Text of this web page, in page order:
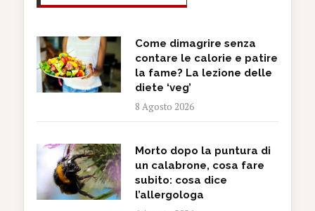
Come dimagrire senza
contare le calorie e patire
la fame? La lezione delle
diete ‘veg’
8 Agosto 2026
Morto dopo la puntura di
un calabrone, cosa fare
subito: cosa dice
l’allergologa